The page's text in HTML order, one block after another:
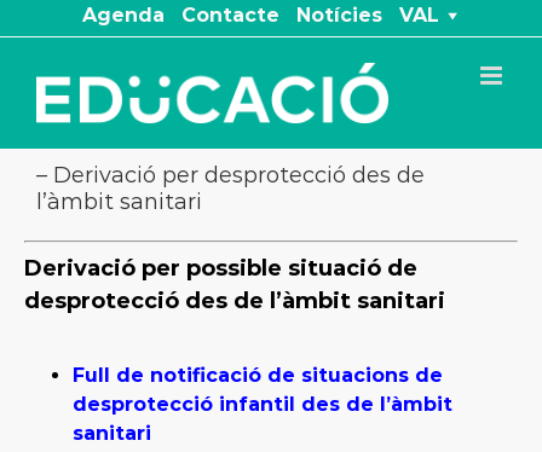
to
content
Agenda Contacte Notícies VAL
– Derivació per desprotecció des de
l’àmbit sanitari
Derivació per possible situació de
desprotecció des de l’àmbit sanitari
Full de notificació de situacions de
desprotecció infantil des de l’àmbit
sanitari